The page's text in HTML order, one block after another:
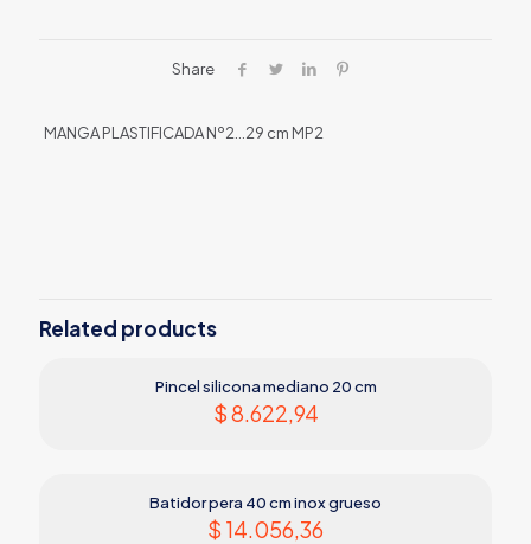
Share
MANGA PLASTIFICADA Nº2…29 cm MP2
Related products
Pincel silicona mediano 20 cm
$8.622,94
Batidor pera 40 cm inox grueso
$ 14.056,36